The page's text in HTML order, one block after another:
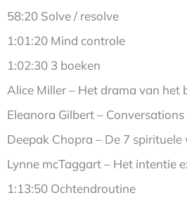
58:20 Solve / resolve
1:01:20 Mind controle
1:02:30 3 boeken
Alice Miller – Het drama van het
Eleanora Gilbert –
Deepak Chopra – De 7 spirituele
Lynne mcTaggart – Het intentie
1:13:50 Ochtendroutine